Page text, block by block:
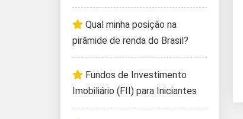
Qual minha posição na
pirâmide de renda do Brasil?
Fundos de Investimento
Imobiliário (FII) para Iniciantes